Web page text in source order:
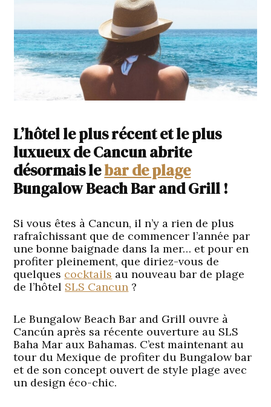
L’hôtel le plus récent et le plus
luxueux de Cancun abrite
désormais lebar de plage
Bungalow Beach Bar and Grill !
Si vous êtes à Cancun, il n’y a rien de plus
rafraîchissant que de commencer l’année par
une bonne baignade dans la mer… et pour en
profiter pleinement, que diriez-vous de
quelques cocktails au nouveau bar de plage
de l’hôtel SLS Cancun ?
Le Bungalow Beach Bar and Grill ouvre à
Cancún après sa récente ouverture au SLS
Baha Mar aux Bahamas. C’est maintenant au
tour du Mexique de profiter du Bungalow bar
et de son concept ouvert de style plage avec
un design éco-chic.